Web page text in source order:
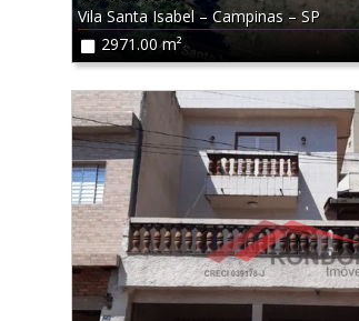
Vila Santa Isabel– Campinas – SP
2971.00 m²